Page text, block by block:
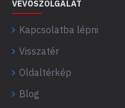
VEVŐSZOLGÁLAT
Kapcsolatba lépni
Visszatér
Oldaltérkép
Blog